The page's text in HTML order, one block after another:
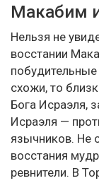
Макабим
Нельзя не
восстании
схожи, то
Бога Исраэля,
Исраэля —
язычников. Не
восстания
ревнители. В